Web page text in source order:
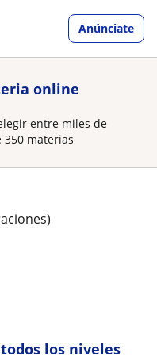
Anúnciate
online
entre miles de
materias
los niveles